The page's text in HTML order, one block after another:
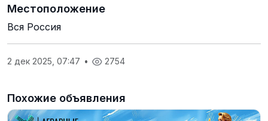
Местоположение
Вся Россия
2 дек 2025, 07:47 • 2754
Похожие объявления